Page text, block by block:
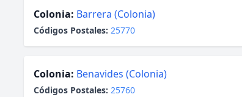
Colonia: Barrera (Colonia)
Códigos Postales: 25770
Colonia: Benavides (Colonia)
Códigos Postales: 25760